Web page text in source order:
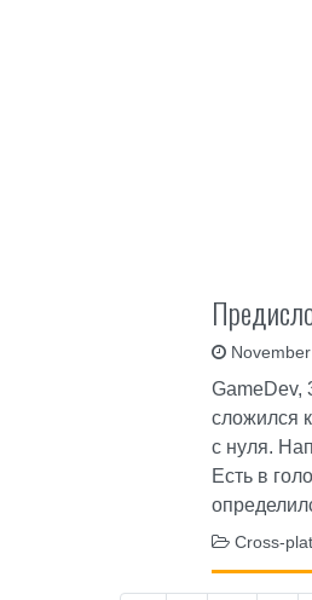
GameDev,
сложился
с нуля.
Есть в
Cross-